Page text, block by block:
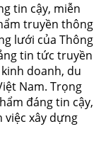
tin cậy, miễn
truyền thông
lưới của Thông
tin tức truyền
doanh, du
Nam. Trọng
đáng tin cậy,
việc xây dựng